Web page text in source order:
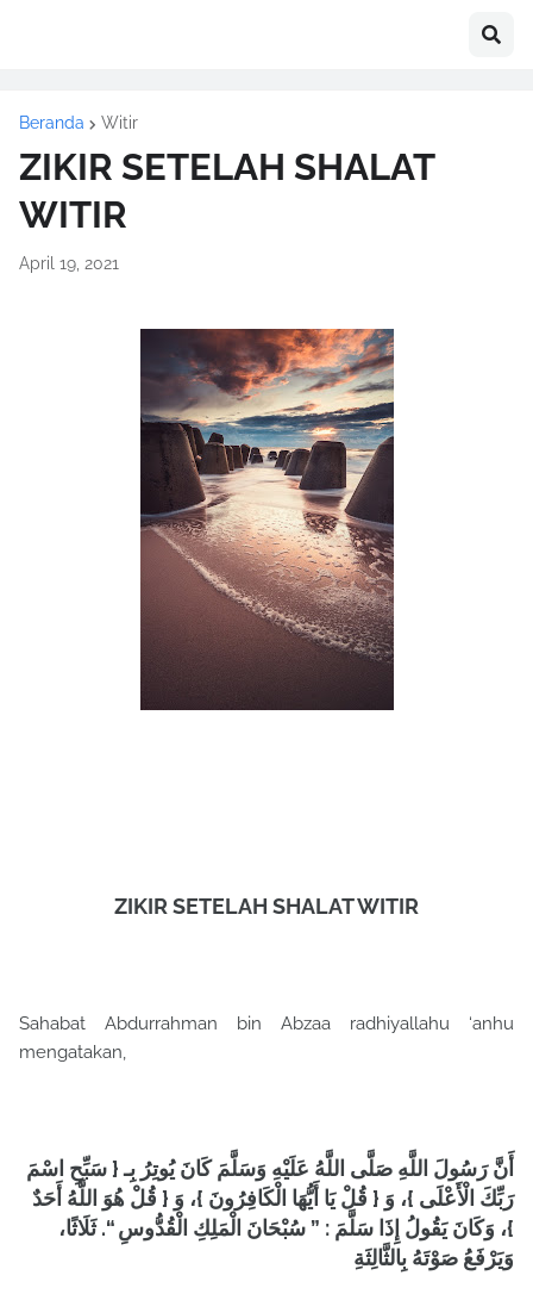
Beranda Witir
ZIKIR SETELAH SHALAT
WITIR
April 19, 2021
ZIKIR SETELAH SHALAT WITIR
Sahabat Abdurrahman bin Abzaa radhiyallahu ‘anhu
mengatakan,
أَنَّ رَسُولَ اللَّهِ صَلَّى اللَّهُ عَلَيْهِ وَسَلَّمَ كَانَ يُوتِرُ بِـ { سَبِّحِ اسْمَ
رَبِّكَ الْأَعْلَى }، وَ { قُلْ يَا أَيُّهَا الْكَافِرُونَ }، وَ { قُلْ هُوَ اللَّهُ أَحَدٌ
}، وَكَانَ يَقُولُ إِذَا سَلَّمَ : ” سُبْحَانَ الْمَلِكِ الْقُدُّوسِ “. ثَلَاثًا،
وَيَرْفَعُ صَوْتَهُ بِالثَّالِثَةِ